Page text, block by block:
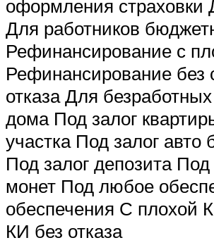
оформления страховки
Для работников
Рефинансирование с
Рефинансирование без
отказа Для
дома Под залог
участка Под залог авто
Под залог депозита Под
монет Под любое
обеспечения С плохой
КИ без отказа